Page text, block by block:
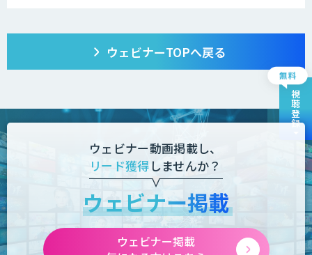
ウェビナーTOPへ戻る
視聴登録
ウェビナー動画掲載し、
リード獲得 しませんか？
ウェビナー掲載
ウェビナー掲載